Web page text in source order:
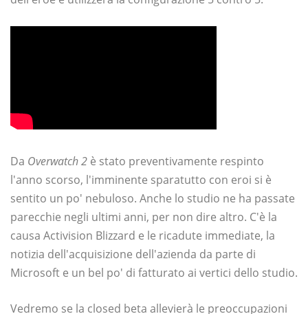
Da Overwatch 2 è stato preventivamente respinto
l'anno scorso, l'imminente sparatutto con eroi si è
sentito un po' nebuloso. Anche lo studio ne ha passate
parecchie negli ultimi anni, per non dire altro. C'è la
causa Activision Blizzard e le ricadute immediate, la
notizia dell'acquisizione dell'azienda da parte di
Microsoft e un bel po' di fatturato ai vertici dello studio.
Vedremo se la closed beta allevierà le preoccupazioni